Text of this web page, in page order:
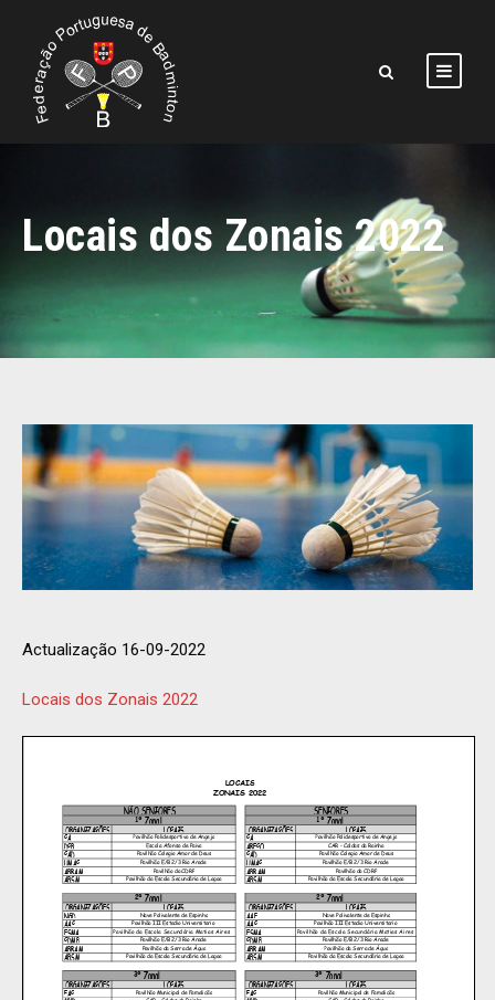
Locais dos Zonais 2022
Actualização 16-09-2022
Locais dos Zonais 2022